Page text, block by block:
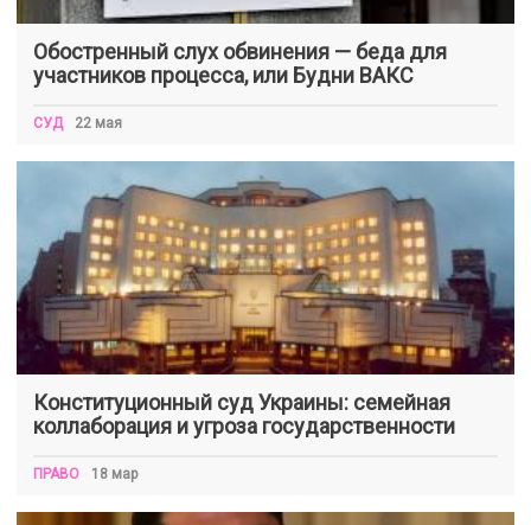
Обостренный слух обвинения — беда для
участников процесса, или Будни ВАКС
СУД 22 мая
Конституционный суд Украины: семейная
коллаборация и угроза государственности
ПРАВО 18 мар